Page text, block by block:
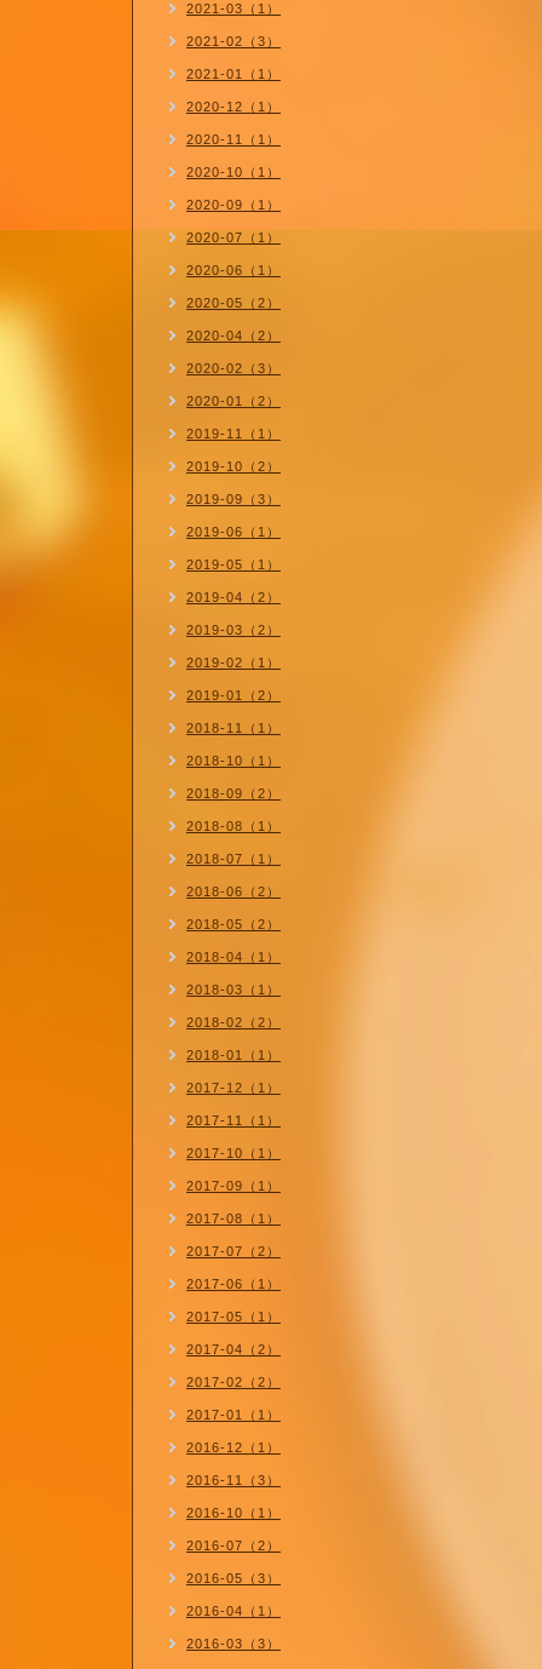
2021-03（1）
2021-02（3）
2021-01（1）
2020-12（1）
2020-11（1）
2020-10（1）
2020-09（1）
2020-07（1）
2020-06（1）
2020-05（2）
2020-04（2）
2020-02（3）
2020-01（2）
2019-11（1）
2019-10（2）
2019-09（3）
2019-06（1）
2019-05（1）
2019-04（2）
2019-03（2）
2019-02（1）
2019-01（2）
2018-11（1）
2018-10（1）
2018-09（2）
2018-08（1）
2018-07（1）
2018-06（2）
2018-05（2）
2018-04（1）
2018-03（1）
2018-02（2）
2018-01（1）
2017-12（1）
2017-11（1）
2017-10（1）
2017-09（1）
2017-08（1）
2017-07（2）
2017-06（1）
2017-05（1）
2017-04（2）
2017-02（2）
2017-01（1）
2016-12（1）
2016-11（3）
2016-10（1）
2016-07（2）
2016-05（3）
2016-04（1）
2016-03（3）